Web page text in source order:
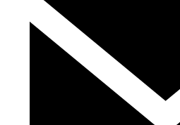
window